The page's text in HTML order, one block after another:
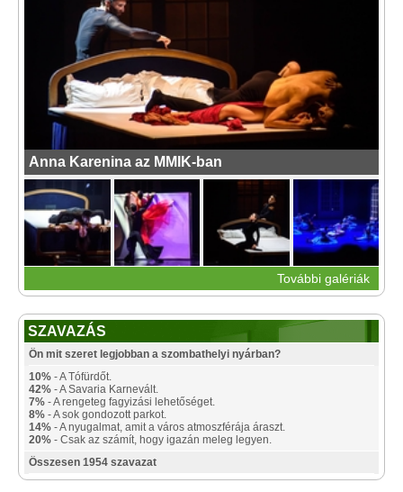
Anna Karenina az MMIK-ban
További galériák
SZAVAZÁS
Ön mit szeret legjobban a szombathelyi nyárban?
10% - A Tófürdőt.
42% - A Savaria Karnevált.
7% - A rengeteg fagyizási lehetőséget.
8% - A sok gondozott parkot.
14% - A nyugalmat, amit a város atmoszférája áraszt.
20% - Csak az számít, hogy igazán meleg legyen.
Összesen 1954 szavazat